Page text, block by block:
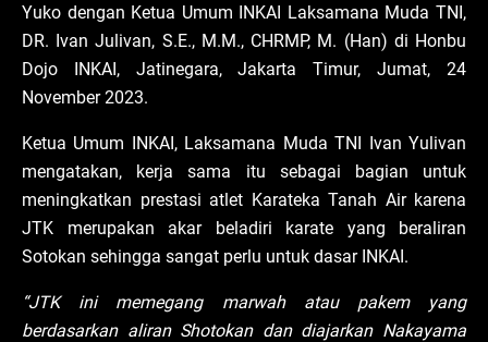
Yuko dengan Ketua Umum INKAI Laksamana Muda TNI,
DR. Ivan Julivan, S.E., M.M., CHRMP, M. (Han) di Honbu
Dojo INKAI, Jatinegara, Jakarta Timur, Jumat, 24
November 2023.
Ketua Umum INKAI, Laksamana Muda TNI Ivan Yulivan
mengatakan, kerja sama itu sebagai bagian untuk
meningkatkan prestasi atlet Karateka Tanah Air karena
JTK merupakan akar beladiri karate yang beraliran
Sotokan sehingga sangat perlu untuk dasar INKAI.
“JTK ini memegang marwah atau pakem yang
berdasarkan aliran Shotokan dan diajarkan Nakayama